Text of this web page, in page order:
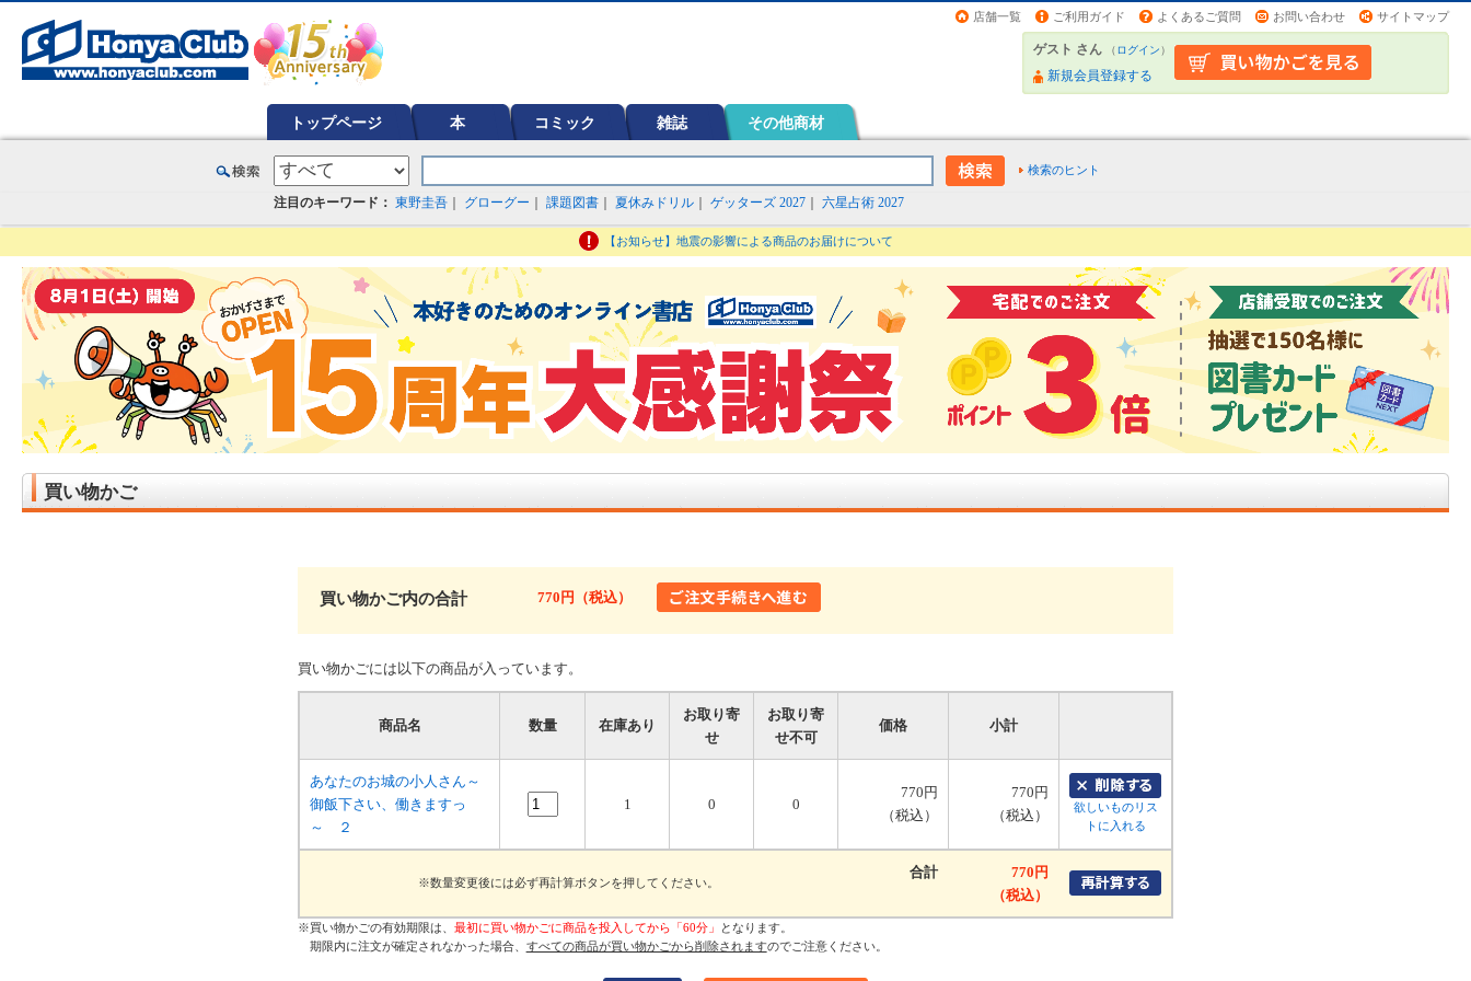
店舗一覧 ご利用ガイド よくあるご質問 お問い合わせ サイトマップ
ゲスト さん （ログイン）
新規会員登録する
トップページ 本 コミック 雑誌 その他商材
検索のヒント
注目のキーワード： 東野圭吾 グローグー 課題図書 夏休みドリル ゲッターズ 2027 六星占術 2027
【お知らせ】地震の影響による商品のお届けについて
買い物かご
買い物かご内の合計 770円（税込）
買い物かごには以下の商品が入っています。
商品名 数量 在庫あり
お取り寄
せ
お取り寄
せ不可
価格 小計
あなたのお城の小人さん～
御飯下さい、働きますっ
～ ２
1 0 0
770円
（税込）
770円
（税込）
欲しいものリス
トに入れる
※数量変更後には必ず再計算ボタンを押してください。
合計
770円
（税込）
※買い物かごの有効期限は、 最初に買い物かごに商品を投入してから「60分」
となります。
期限内に注文が確定されなかった場合、 すべての商品が買い物かごから削除されますのでご注意ください。